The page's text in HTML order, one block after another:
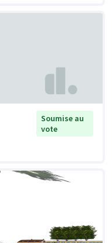
Soumise au
vote